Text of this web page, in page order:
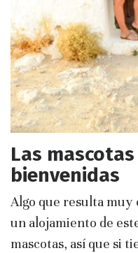
Las
bienvenidas
Algo que resulta muy
un alojamiento de
mascotas, así que si